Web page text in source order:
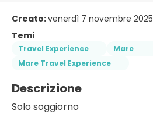
Creato:venerdì 7 novembre 2025
Temi
Travel Experience
Mare
Mare Travel Experience
Descrizione
Solo soggiorno